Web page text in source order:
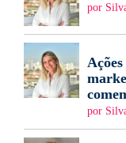
por
por